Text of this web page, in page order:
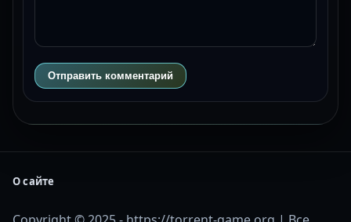
Отправить комментарий
О сайте